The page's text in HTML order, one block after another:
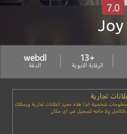
Joy
7.0
+13
الرقابة الابوية
webdl
الدقة
تجارية
شخصية ابدا هذه مجرد اعلانات تجارية ويمكنك
بالكامل ولا حاجه لتسجيل في اي مكان